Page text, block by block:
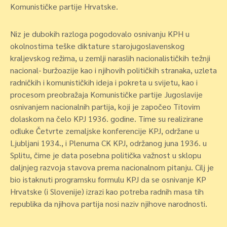
Komunističke partije Hrvatske.
Niz je dubokih razloga pogodovalo osnivanju KPH u
okolnostima teške diktature starojugoslavenskog
kraljevskog režima, u zemlji naraslih nacionalističkih težnji
nacional- buržoazije kao i njihovih političkih stranaka, uzleta
radničkih i komunističkih ideja i pokreta u svijetu, kao i
procesom preobražaja Komunističke partije Jugoslavije
osnivanjem nacionalnih partija, koji je započeo Titovim
dolaskom na čelo KPJ 1936. godine. Time su realizirane
odluke Četvrte zemaljske konferencije KPJ, održane u
Ljubljani 1934., i Plenuma CK KPJ, održanog juna 1936. u
Splitu, čime je data posebna politička važnost u sklopu
daljnjeg razvoja stavova prema nacionalnom pitanju. Cilj je
bio istaknuti programsku formulu KPJ da se osnivanje KP
Hrvatske (i Slovenije) izrazi kao potreba radnih masa tih
republika da njihova partija nosi naziv njihove narodnosti.